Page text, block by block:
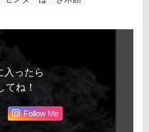
入ったら
てね！
Follow Me